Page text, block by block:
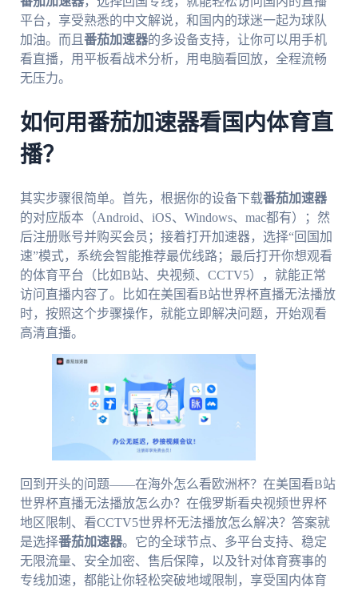
平台，享受熟悉的中文解说，和国内的球迷一起为球队
加油。而且 番茄加速器的多设备支持，让你可以用手机
看直播，用平板看战术分析，用电脑看回放，全程流畅
无压力。
如何用番茄加速器看国内体育直
播？
其实步骤很简单。首先，根据你的设备下载番茄加速器
的对应版本（Android、iOS、Windows、mac都有）；然
后注册账号并购买会员；接着打开加速器，选择“回国加
速”模式，系统会智能推荐最优线路；最后打开你想观看
的体育平台（比如B站、央视频、CCTV5），就能正常
访问直播内容了。比如在美国看B站世界杯直播无法播放
时，按照这个步骤操作，就能立即解决问题，开始观看
高清直播。
回到开头的问题——在海外怎么看欧洲杯？在美国看B站
世界杯直播无法播放怎么办？在俄罗斯看央视频世界杯
地区限制、看CCTV5世界杯无法播放怎么解决？答案就
是选择番茄加速器。它的全球节点、多平台支持、稳定
无限流量、安全加密、售后保障，以及针对体育赛事的
专线加速，都能让你轻松突破地域限制，享受国内体育